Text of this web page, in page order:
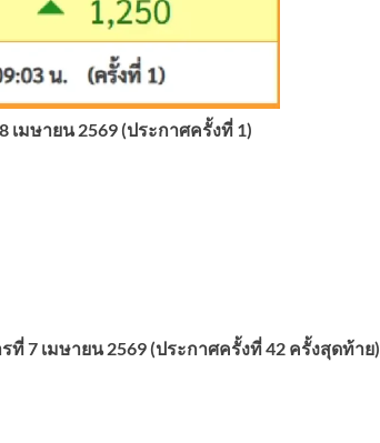
มษายน 2569 (ประกาศครั้งที่ 1)
7 เมษายน 2569 (ประกาศครั้งที่ 42 ครั้งสุดท้าย)